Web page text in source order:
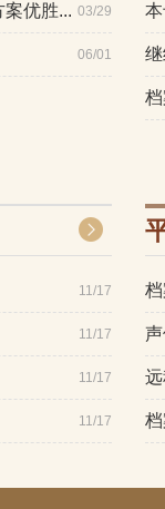
优胜... 03/29
06/01
11/17
11/17
11/17
11/17